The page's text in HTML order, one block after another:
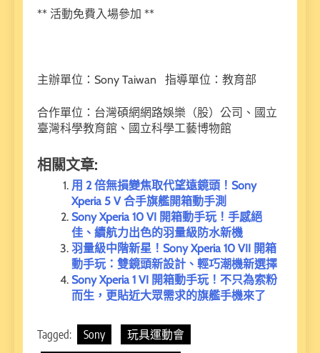
** 活動免費入場參加 **
主辦單位：Sony Taiwan 指導單位：教育部
合作單位：台灣碩網網路娛樂（股）公司、國立
臺灣科學教育館、國立科學工藝博物館
相關文章:
用 2 倍無損變焦取代望遠鏡頭！Sony
Xperia 5 V 合手旗艦開箱動手測
Sony Xperia 10 VI 開箱動手玩！手感絕
佳、續航力出色的羽量級防水新機
羽量級中階新星！Sony Xperia 10 VII 開箱
動手玩：雙鏡頭新設計、輕巧潮機新選擇
Sony Xperia 1 VI 開箱動手玩！不只為索粉
而生，更貼近大眾需求的旗艦手機來了
Tagged: Sony
玩具運動會